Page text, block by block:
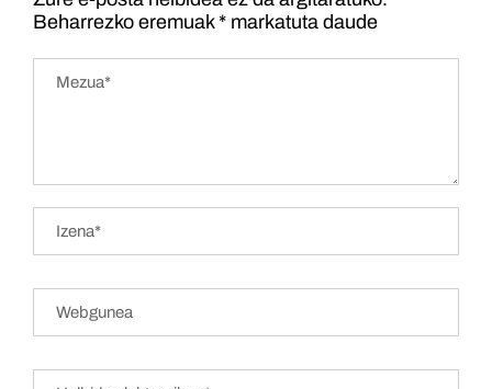
Beharrezko eremuak * markatuta daude